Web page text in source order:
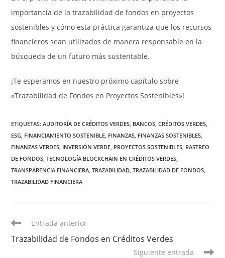
importancia de la trazabilidad de fondos en proyectos
sostenibles y cómo esta práctica garantiza que los recursos
financieros sean utilizados de manera responsable en la
búsqueda de un futuro más sustentable.
¡Te esperamos en nuestro próximo capítulo sobre
«Trazabilidad de Fondos en Proyectos Sostenibles»!
ETIQUETAS:AUDITORÍA DE CRÉDITOS VERDES, BANCOS, CRÉDITOS VERDES,
ESG, FINANCIAMIENTO SOSTENIBLE, FINANZAS, FINANZAS SOSTENIBLES,
FINANZAS VERDES, INVERSIÓN VERDE, PROYECTOS SOSTENIBLES, RASTREO
DE FONDOS, TECNOLOGÍA BLOCKCHAIN EN CRÉDITOS VERDES,
TRANSPARENCIA FINANCIERA, TRAZABILIDAD, TRAZABILIDAD DE FONDOS,
TRAZABILIDAD FINANCIERA
Leer
artículos
Entrada anterior
Trazabilidad de Fondos en Créditos Verdes
Siguiente entrada